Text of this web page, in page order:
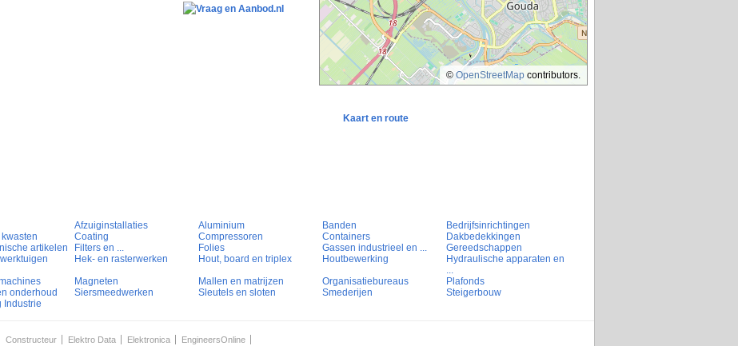
© OpenStreetMap contributors.
Kaart en route
Afzuiginstallaties Aluminium Banden
Bedrijfsinrichtingen
Coating Compressoren Containers
Dakbedekkingen
artikelen Filters en ... Folies Gassen industrieel en ...
Gereedschappen
Hek- en rasterwerken Hout, board en triplex Houtbewerking
Hydraulische apparaten en
...
Magneten Mallen en matrijzen Organisatiebureaus
Plafonds
onderhoud Siersmeedwerken Sleutels en sloten Smederijen
Steigerbouw
Industrie
Constructeur Elektro Data Elektronica EngineersOnline